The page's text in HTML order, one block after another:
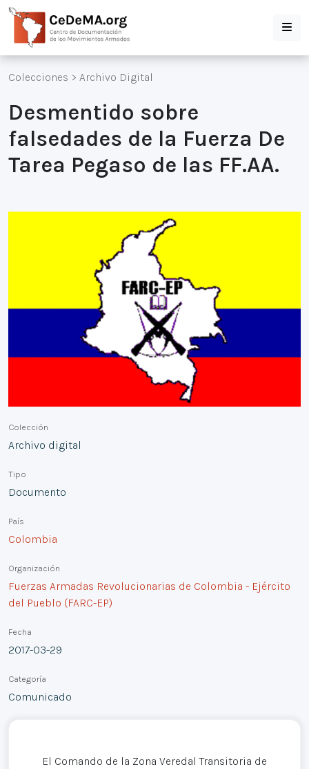
Colecciones > Archivo Digital
Desmentido sobre
falsedades de la Fuerza De
Tarea Pegaso de las FF.AA.
Colección
Archivo digital
Tipo
Documento
País
Colombia
Organización
Fuerzas Armadas Revolucionarias de Colombia - Ejército
del Pueblo (FARC-EP)
Fecha
2017-03-29
Categoría
Comunicado
El Comando de la Zona Veredal Transitoria de